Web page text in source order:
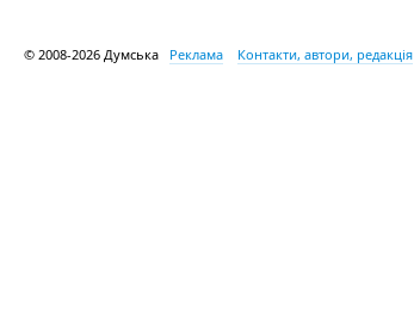
© 2008-2026 Думська Реклама Контакти, автори, редакція